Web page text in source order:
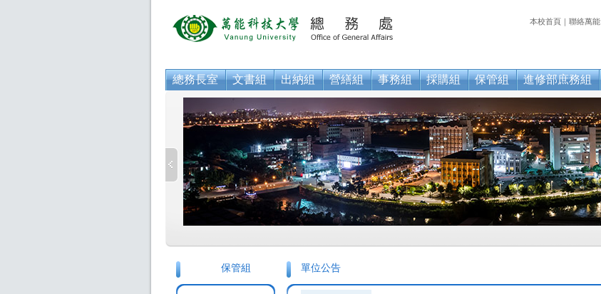
本校首頁 ｜ 聯絡萬能
總務長室 文書組 出納組 營繕組 事務組 採購組 保管組 進修部庶務組
保管組 單位公告